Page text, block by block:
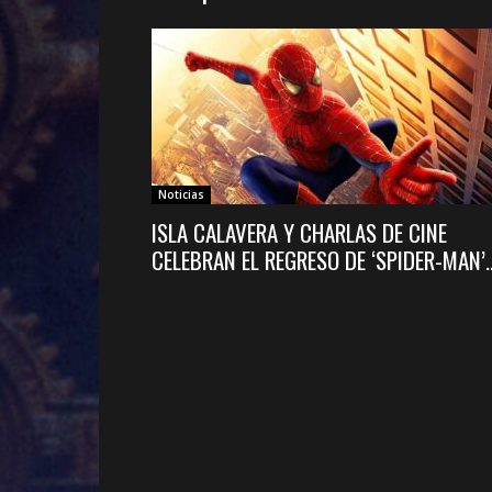
Noticias
ISLA CALAVERA Y CHARLAS DE CINE
CELEBRAN EL REGRESO DE ‘SPIDER-